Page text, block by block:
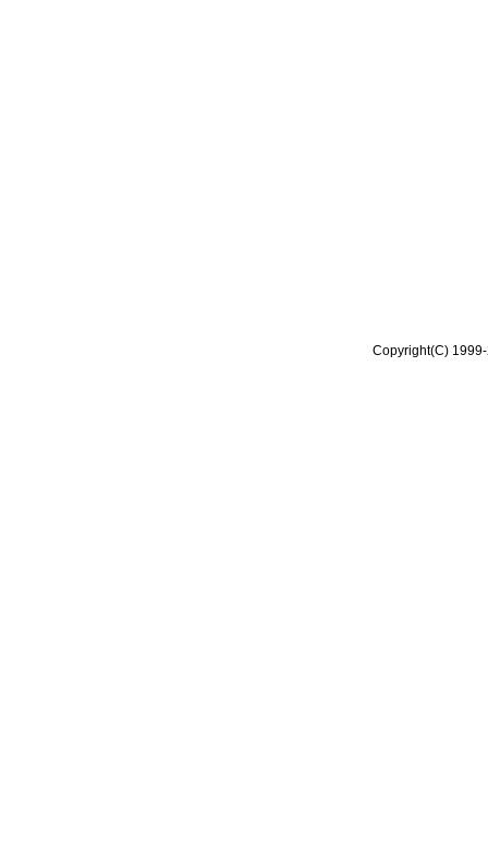
Copyright(C)